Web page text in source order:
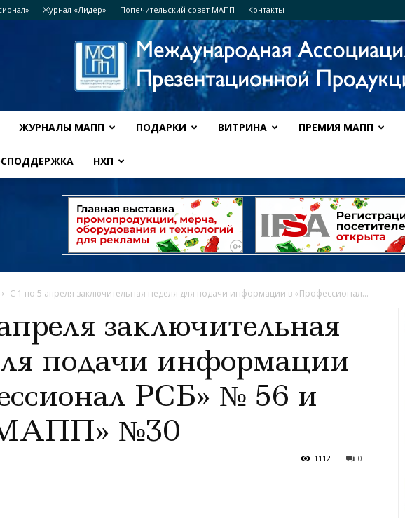
Журнал «Лидер» Попечительский совет МАПП Контакты
ЖУРНАЛЫ МАПП ПОДАРКИ ВИТРИНА ПРЕМИЯ МАПП
НХП
С 1 по 5 апреля заключительная неделя для подачи информации в «Профессионал...
заключительная
подачи информации
РСБ» № 56 и
№30
0
1112